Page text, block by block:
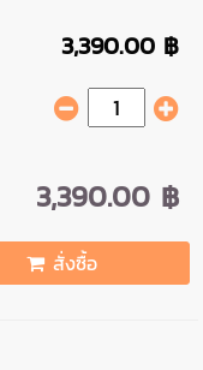
3,390.00 ฿
3,390.00 ฿
สั่งซื้อ